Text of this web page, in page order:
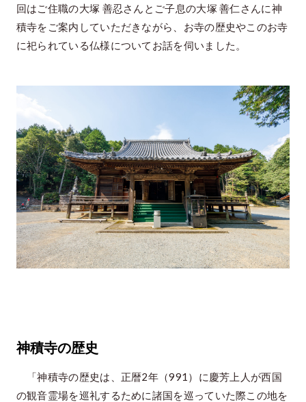
回はご住職の大塚 善忍さんとご子息の大塚 善仁さんに神
積寺をご案内していただきながら、お寺の歴史やこのお寺
に祀られている仏様についてお話を伺いました。
神積寺の歴史
「神積寺の歴史は、正暦2年（991）に慶芳上人が西国
の観音霊場を巡礼するために諸国を巡っていた際この地を